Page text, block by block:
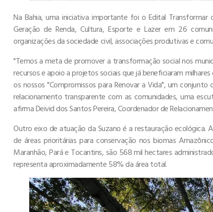
Na Bahia, uma iniciativa importante foi o Edital
Geração de Renda, Cultura, Esporte e Lazer em 26
organizações da sociedade civil, associações produtivas e
"Temos a meta de promover a transformação social nos
recursos e apoio a projetos sociais que já beneficiaram
os nossos "Compromissos para Renovar a Vida", um
relacionamento transparente com as comunidades, uma
afirma Deivid dos Santos Pereira, Coordenador de
Outro eixo de atuação da Suzano é a restauração
de áreas prioritárias para conservação nos biomas
Maranhão, Pará e Tocantins, são 568 mil hectares
representa aproximadamente 58% da área total.